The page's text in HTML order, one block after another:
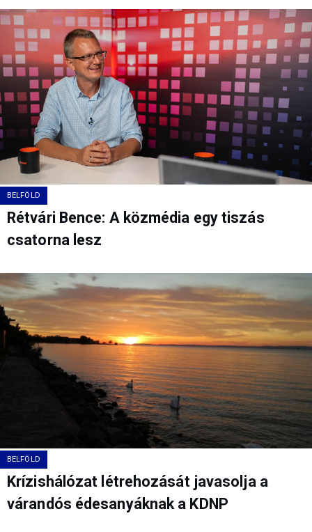
BELFÖLD
Rétvári Bence: A közmédia egy tiszás
csatorna lesz
BELFÖLD
Krízishálózat létrehozását javasolja a
várandós édesanyáknak a KDNP